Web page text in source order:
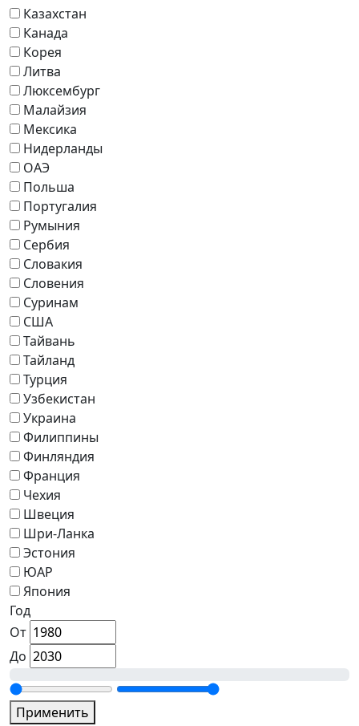
Казахстан
Канада
Корея
Литва
Люксембург
Малайзия
Мексика
Нидерланды
ОАЭ
Польша
Португалия
Румыния
Сербия
Словакия
Словения
Суринам
США
Тайвань
Тайланд
Турция
Узбекистан
Украина
Филиппины
Финляндия
Франция
Чехия
Швеция
Шри-Ланка
Эстония
ЮАР
Япония
Год
От
До
Применить